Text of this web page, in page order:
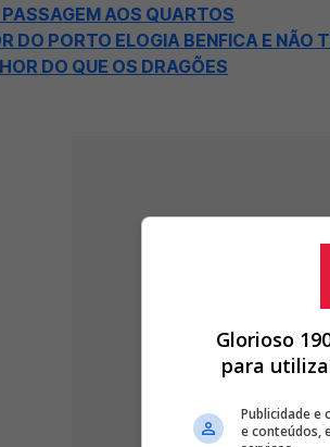
AOS QUARTOS
DO PORTO ELOGIA BENFICA E NÃO
DO QUE OS DRAGÕES
Glorioso
para
Publicidade e
e conteúdos,